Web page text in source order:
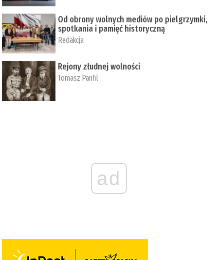
Od obrony wolnych mediów po pielgrzymki,
spotkania i pamięć historyczną
Redakcja
Rejony złudnej wolności
Tomasz Panfil
ad